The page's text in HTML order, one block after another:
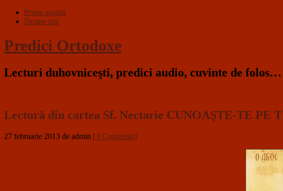
Prima pagină
Despre noi
Predici Ortodoxe
Lecturi duhovniceşti, predici audio, cuvinte de folos…
Lectură din cartea Sf. Nectarie CUNOAŞTE-TE PE
27 februarie 2013 de admin | 0 Comentarii